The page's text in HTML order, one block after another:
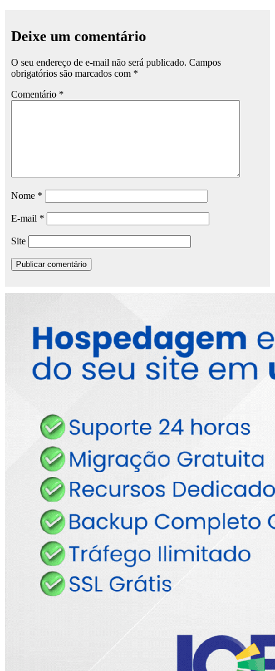
Deixe um comentário
O seu endereço de e-mail não será publicado. Campos
obrigatórios são marcados com *
Comentário *
Nome *
E-mail *
Site